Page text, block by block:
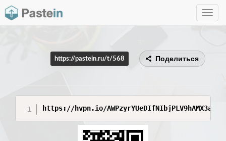
Toggle
https://pastein.ru/t/568 Поделиться
https://hvpn.io/